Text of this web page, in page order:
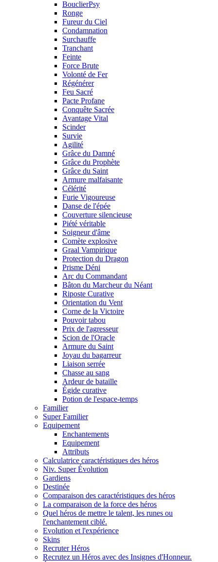
BouclierPsy
Ronge
Fureur du Ciel
Condamnation
Surchauffe
Tranchant
Feinte
Force Brute
Volonté de Fer
Régénérer
Feu Sacré
Pacte Profane
Conquête Sacrée
Avantage Vital
Scinder
Survie
Agilité
Grâce du Damné
Grâce du Prophète
Grâce du Saint
Armure malfaisante
Célérité
Furie Vigoureuse
Danse de l'épée
Couverture silencieuse
Piété véritable
Soigneur d'âme
Comète explosive
Graal Vampirique
Protection du Dragon
Prisme Déni
Arc du Commandant
Bâton du Marcheur du Néant
Riposte Curative
Orientation du Vent
Corne de la Victoire
Pouvoir tabou
Prix de l'agresseur
Scion de l'Oracle
Armure du Saint
Joyau du bagarreur
Liaison serrée
Chasse au sang
Ardeur de bataille
Égide curative
Potion de l'espace-temps
Familier
Super Familier
Equipement
Enchantements
Equipement
Attributs
Calculatrice caractéristiques des héros
Niv. Super Évolution
Gardiens
Destinée
Comparaison des caractéristiques des héros
La comparaison de la force des héros
Quel héros de mettre le talent, les runes ou
l'enchantement ciblé.
Evolution et l'expérience
Skins
Recruter Héros
Recrutez un Héros avec des Insignes d'Honneur.